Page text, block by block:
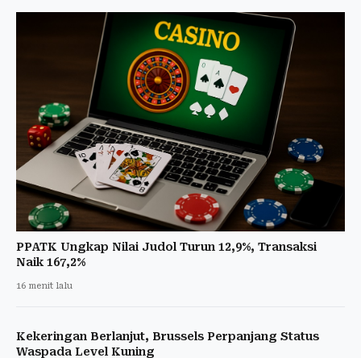
PPATK Ungkap Nilai Judol Turun 12,9%, Transaksi
Naik 167,2%
16 menit lalu
Kekeringan Berlanjut, Brussels Perpanjang Status
Waspada Level Kuning